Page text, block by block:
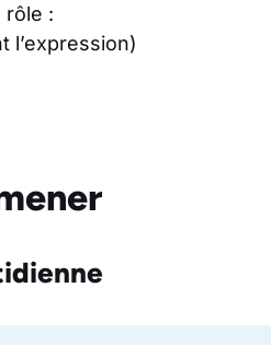
rôle :
l’expression)